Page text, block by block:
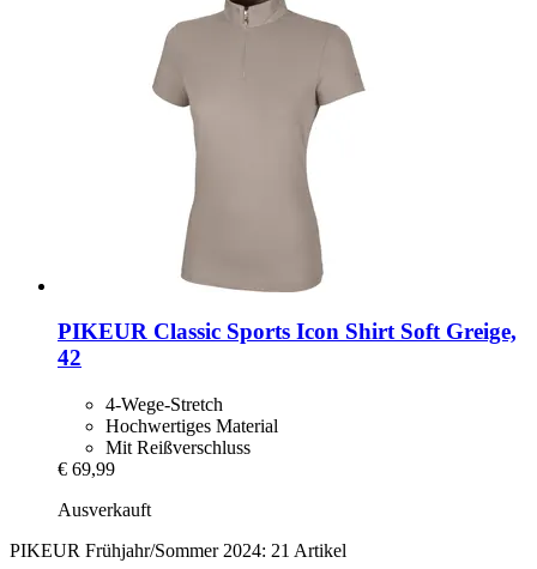
PIKEUR Classic Sports Icon Shirt Soft Greige,
42
4-Wege-Stretch
Hochwertiges Material
Mit Reißverschluss
€ 69,99
Ausverkauft
PIKEUR Frühjahr/Sommer 2024: 21 Artikel